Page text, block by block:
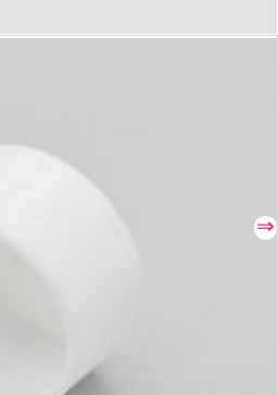
⇒